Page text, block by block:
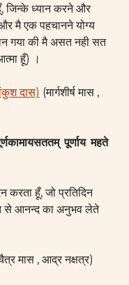
जिन्के ध्यान करने और
मै एक पहचानने योग्य
गया की मै असत नही सत
हूँ) ।
दास) (मार्गशीर्ष मास ,
पूर्णाय महते
करता हूँ, जो प्रतिदिन
से आनन्द का अनुभव लेते
मास , आद्र नक्षत्र)